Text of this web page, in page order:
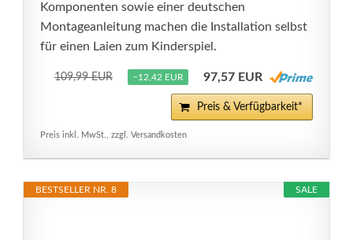
Komponenten sowie einer deutschen
Montageanleitung machen die Installation selbst
für einen Laien zum Kinderspiel.
109,99 EUR −12,42 EUR 97,57 EUR
Preis & Verfügbarkeit*
Preis inkl. MwSt., zzgl. Versandkosten
SALE
BESTSELLER NR. 8